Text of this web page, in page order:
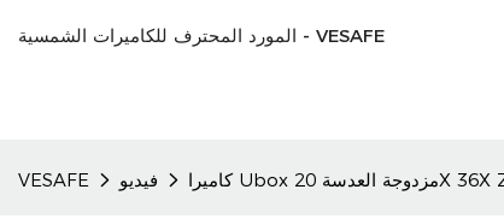
المورد المحترف للكاميرات الشمسية - VESAFE
VESAFE فيديو